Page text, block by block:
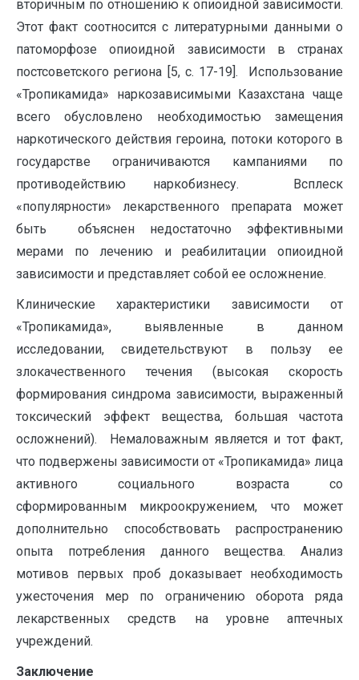
вторичным по отношению к опиоидной зависимости.
Этот факт соотносится с литературными данными о
патоморфозе опиоидной зависимости в странах
постсоветского региона [5, с. 17-19]. Использование
«Тропикамида» наркозависимыми Казахстана чаще
всего обусловлено необходимостью замещения
наркотического действия героина, потоки которого в
государстве ограничиваются кампаниями по
противодействию наркобизнесу. Всплеск
«популярности» лекарственного препарата может
быть объяснен недостаточно эффективными
мерами по лечению и реабилитации опиоидной
зависимости и представляет собой ее осложнение.
Клинические характеристики зависимости от
«Тропикамида», выявленные в данном
исследовании, свидетельствуют в пользу ее
злокачественного течения (высокая скорость
формирования синдрома зависимости, выраженный
токсический эффект вещества, большая частота
осложнений). Немаловажным является и тот факт,
что подвержены зависимости от «Тропикамида» лица
активного социального возраста со
сформированным микроокружением, что может
дополнительно способствовать распространению
опыта потребления данного вещества. Анализ
мотивов первых проб доказывает необходимость
ужесточения мер по ограничению оборота ряда
лекарственных средств на уровне аптечных
учреждений.
Заключение